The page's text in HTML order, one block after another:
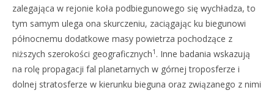
zalegająca w rejonie koła podbiegunowego się wychładza, to
tym samym ulega ona skurczeniu, zaciągając ku biegunowi
północnemu dodatkowe masy powietrza pochodzące z
niższych szerokości geograficznych1 . Inne badania wskazują
na rolę propagacji fal planetarnych w górnej troposferze i
dolnej stratosferze w kierunku bieguna oraz związanego z nimi